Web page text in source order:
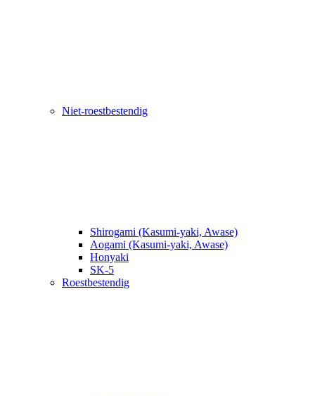
Niet-roestbestendig
Shirogami (Kasumi-yaki, Awase)
Aogami (Kasumi-yaki, Awase)
Honyaki
SK-5
Roestbestendig